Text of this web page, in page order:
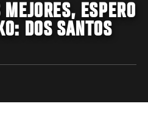
ESPERO
DOS SANTOS